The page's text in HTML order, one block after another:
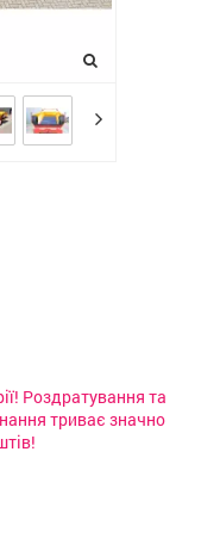
Роздратування та
триває значно